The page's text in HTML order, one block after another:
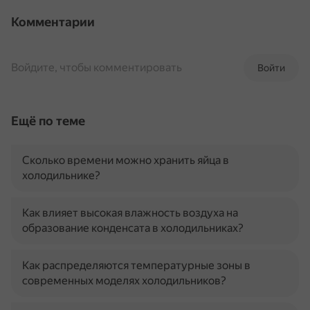
Комментарии
Войти
Войдите, чтобы комментировать
Ещё по теме
Сколько времени можно хранить яйца в
холодильнике?
Как влияет высокая влажность воздуха на
образование конденсата в холодильниках?
Как распределяются температурные зоны в
современных моделях холодильников?